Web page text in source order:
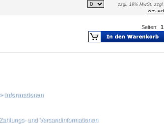
zzgl. 19% MwSt. zzgl.
Versand
Seiten: 1
Informationen
Zahlungs- und Versandinformationen